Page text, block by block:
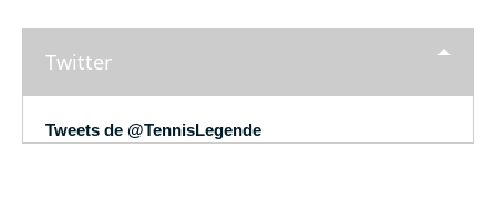
Twitter
Tweets de @TennisLegende